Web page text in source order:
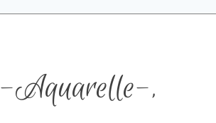
-Aquarelle-,